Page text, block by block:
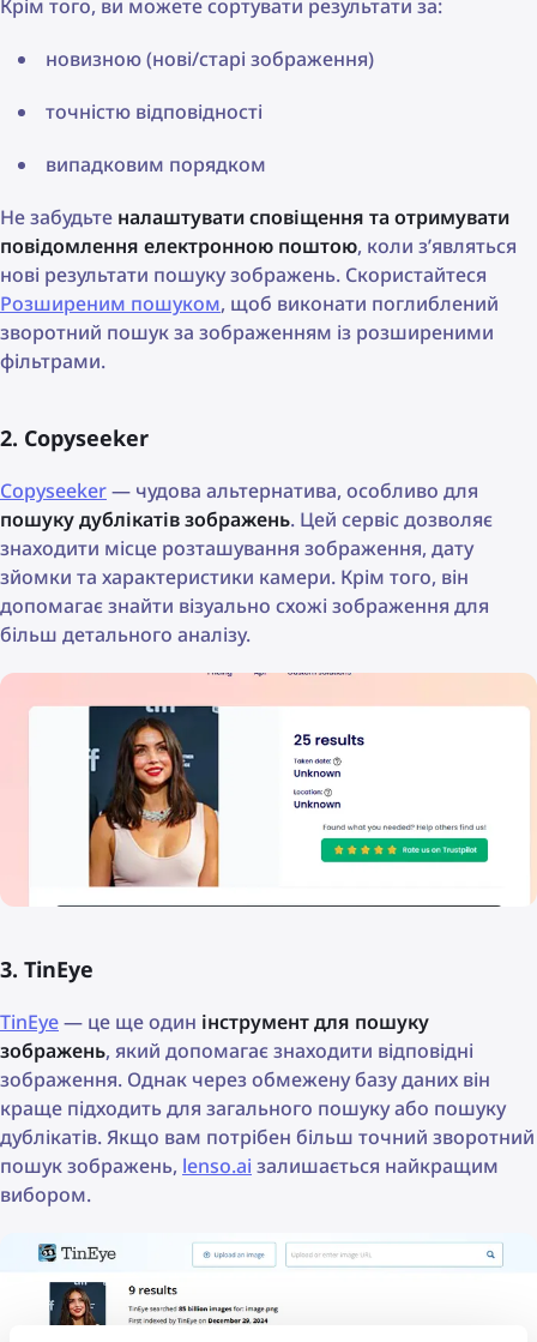
Крім того, ви можете сортувати результати за:
новизною (нові/старі зображення)
точністю відповідності
випадковим порядком
Не забудьте налаштувати сповіщення та отримувати
повідомлення електронною поштою, коли з’являться
нові результати пошуку зображень. Скористайтеся
Розширеним пошуком, щоб виконати поглиблений
зворотний пошук за зображенням із розширеними
фільтрами.
2. Copyseeker
Copyseeker— чудова альтернатива, особливо для
пошуку дублікатів зображень. Цей сервіс дозволяє
знаходити місце розташування зображення, дату
зйомки та характеристики камери. Крім того, він
допомагає знайти візуально схожі зображення для
більш детального аналізу.
3. TinEye
TinEye— це ще один інструмент для пошуку
зображень, який допомагає знаходити відповідні
зображення. Однак через обмежену базу даних він
краще підходить для загального пошуку або пошуку
дублікатів. Якщо вам потрібен більш точний зворотний
пошук зображень, lenso.ai залишається найкращим
вибором.